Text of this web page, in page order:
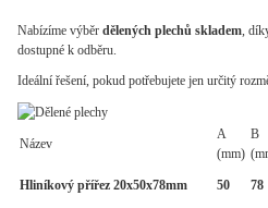
Nabízíme výběr dělených plechů skladem,
dostupné k odběru.
Ideální řešení, pokud potřebujete jen určitý
Název
A
(mm)
B
Hliníkový přířez 20x50x78mm 50 78